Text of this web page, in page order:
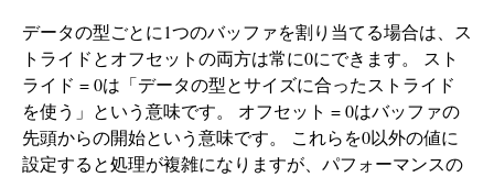
データの型ごとに1つのバッファを割り当てる場合は、ス
トライドとオフセットの両方は常に0にできます。 スト
ライド = 0は「データの型とサイズに合ったストライド
を使う」という意味です。 オフセット = 0はバッファの
先頭からの開始という意味です。 これらを0以外の値に
設定すると処理が複雑になりますが、パフォーマンスの